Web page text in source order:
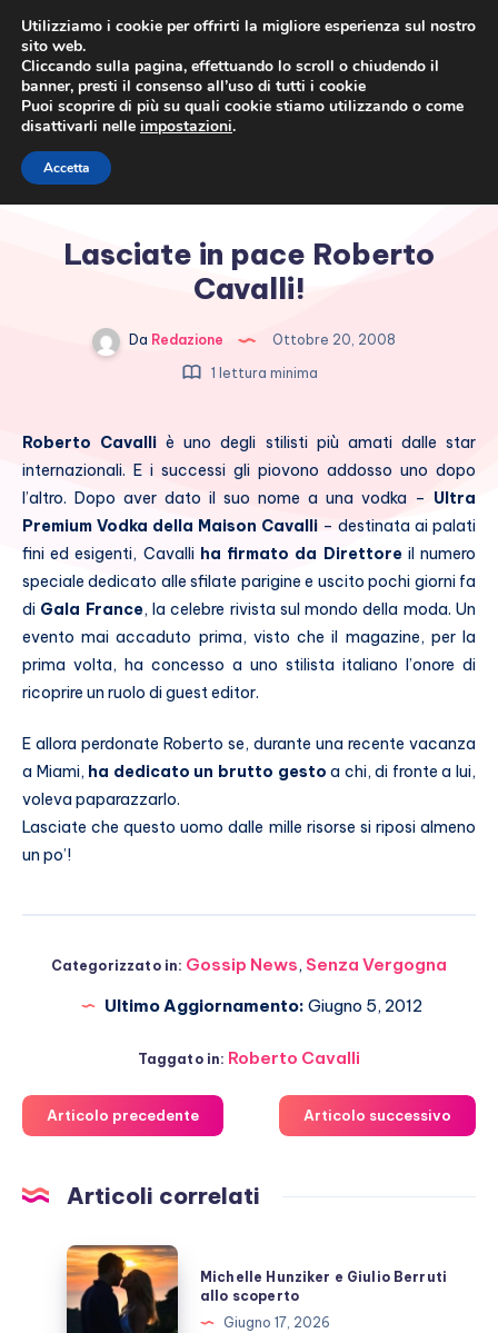
Lasciate in pace Roberto
Cavalli!
Da Redazione
Ottobre 20, 2008
1 lettura minima
Roberto Cavalli è uno degli stilisti più amati dalle star
internazionali. E i successi gli piovono addosso uno dopo
l’altro. Dopo aver dato il suo nome a una vodka – Ultra
Premium Vodka della Maison Cavalli – destinata ai palati
fini ed esigenti, Cavalli ha firmato da Direttoreil numero
speciale dedicato alle sfilate parigine e uscito pochi giorni fa
di Gala France, la celebre rivista sul mondo della moda. Un
evento mai accaduto prima, visto che il magazine, per la
prima volta, ha concesso a uno stilista italiano l’onore di
ricoprire un ruolo di guest editor.
E allora perdonate Roberto se, durante una recente vacanza
a Miami, ha dedicato un brutto gesto a chi, di fronte a lui,
voleva paparazzarlo.
Lasciate che questo uomo dalle mille risorse si riposi almeno
un po’!
Categorizzato in: Gossip News, Senza Vergogna
Ultimo Aggiornamento: Giugno 5, 2012
Taggato in: Roberto Cavalli
Articolo precedente Articolo successivo
Articoli correlati
Michelle
Hunziker
e
Michelle Hunziker e Giulio Berruti
allo scoperto
Giugno 17, 2026
Utilizziamo i cookie per offrirti la migliore esperienza sul nostro
sito web.
Cliccando sulla pagina, effettuando lo scroll o chiudendo il
banner, presti il consenso all’uso di tutti i cookie
Puoi scoprire di più su quali cookie stiamo utilizzando o come
disattivarli nelle impostazioni.
Accetta